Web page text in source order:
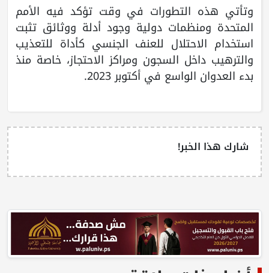
وتأتي هذه التطورات في وقت تؤكد فيه الأمم
المتحدة ومنظمات دولية وجود أدلة ووثائق تثبت
استخدام الاحتلال للعنف الجنسي كأداة للتعذيب
والترهيب داخل السجون ومراكز الاحتجاز، خاصة منذ
بدء العدوان الواسع في أكتوبر 2023.
شارك هذا الخبر!